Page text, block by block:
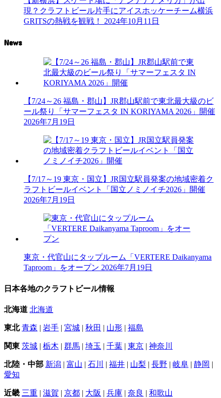
現？クラフトビール片手にアイスホッケーチーム横浜
GRITSの熱戦を観戦！
2024年10月11日
News
【7/24～26 福島・郡山】JR郡山駅前で東北最大級のビ
ール祭り「サマーフェスタ IN KORIYAMA 2026」開催
2026年7月19日
【7/17～19 東京・国立】JR国立駅員発案の地域密着ク
ラフトビールイベント「国立ノミノイチ2026」開催
2026年7月19日
東京・代官山にタップルーム「VERTERE Daikanyama
Taproom」をオープン 2026年7月19日
日本各地のクラフトビール情報
北海道 北海道
東北 青森 | 岩手 | 宮城 | 秋田 | 山形 | 福島
関東 茨城 | 栃木 | 群馬 | 埼玉 | 千葉 | 東京 | 神奈川
北陸・中部 新潟 | 富山 | 石川 | 福井 | 山梨 | 長野 | 岐阜 | 静岡 |
愛知
近畿 三重 | 滋賀 | 京都 | 大阪 | 兵庫 | 奈良 | 和歌山